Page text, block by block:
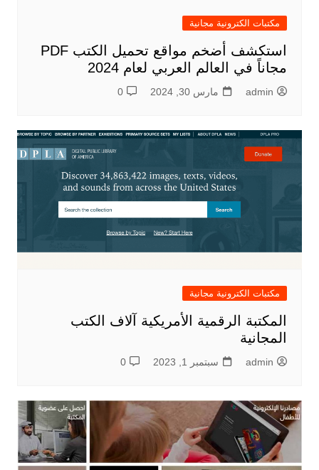
مكتبات الكترونية مجانية
استكشف أضخم مواقع تحميل الكتب PDF
مجاناً في العالم العربي لعام 2024
admin مارس 30, 2024 0
مكتبات الكترونية مجانية
المكتبة الرقمية الأمريكية آلاف الكتب
المجانية
admin سبتمبر 1, 2023 0